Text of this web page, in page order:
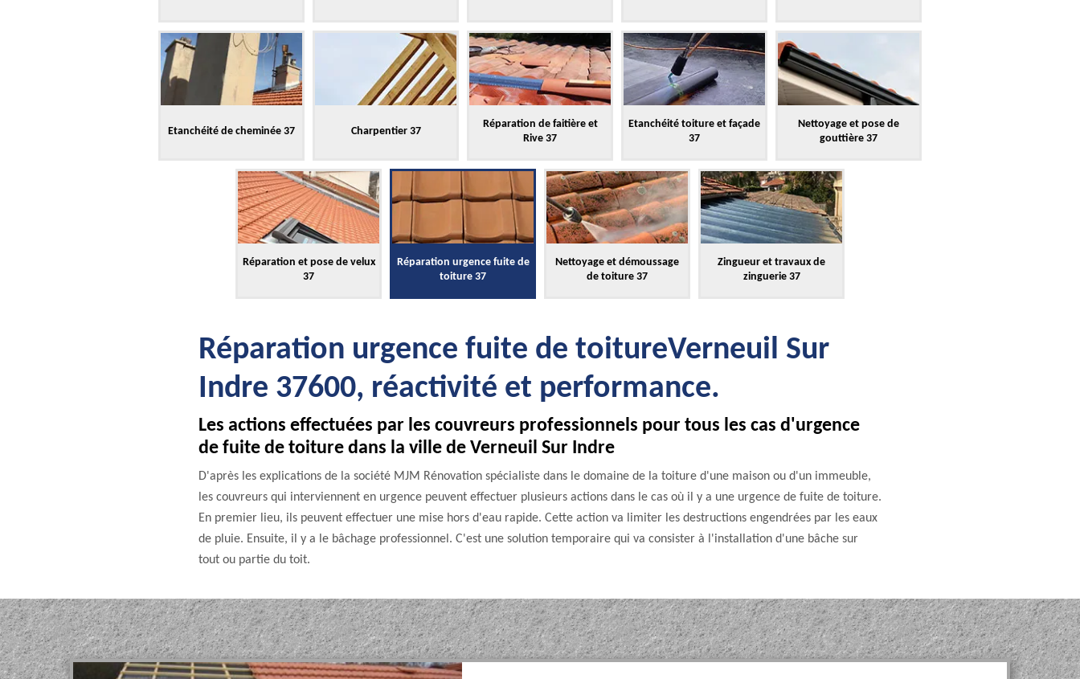
Etanchéité de cheminée 37 Charpentier 37
Réparation de faitière et
Rive 37
Etanchéité toiture et façade
37
Nettoyage et pose de
gouttière 37
Réparation et pose de velux
37
Réparation urgence fuite de
toiture 37
Nettoyage et démoussage
de toiture 37
Zingueur et travaux de
zinguerie 37
Réparation urgence fuite de toitureVerneuil Sur
Indre 37600, réactivité et performance.
Les actions effectuées par les couvreurs professionnels pour tous les cas d'urgence
de fuite de toiture dans la ville de Verneuil Sur Indre
D'après les explications de la société MJM Rénovation spécialiste dans le domaine de la toiture d'une maison ou d'un immeuble,
les couvreurs qui interviennent en urgence peuvent effectuer plusieurs actions dans le cas où il y a une urgence de fuite de toiture.
En premier lieu, ils peuvent effectuer une mise hors d'eau rapide. Cette action va limiter les destructions engendrées par les eaux
de pluie. Ensuite, il y a le bâchage professionnel. C'est une solution temporaire qui va consister à l'installation d'une bâche sur
tout ou partie du toit.